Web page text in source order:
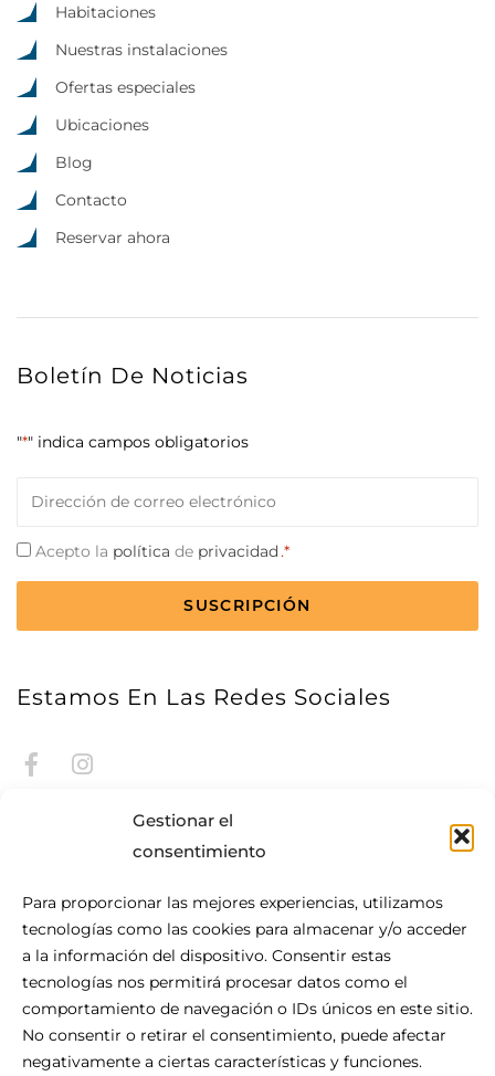
Gestionar el
consentimiento
Para proporcionar las mejores experiencias, utilizamos
tecnologías como las cookies para almacenar y/o acceder
a la información del dispositivo. Consentir estas
tecnologías nos permitirá procesar datos como el
comportamiento de navegación o IDs únicos en este sitio.
No consentir o retirar el consentimiento, puede afectar
negativamente a ciertas características y funciones.
Habitaciones
Nuestras instalaciones
Ofertas especiales
Ubicaciones
Blog
Contacto
Reservar ahora
Boletín De Noticias
"*" indica campos obligatorios
*
Consentimiento
Acepto la política de privacidad .*
CAPTCHA
Estamos En Las Redes Sociales
Acerca De Be.HOTEL
Situado en el corazón de San Julián, be.HOTEL es la
definición de la comodidad urbana moderna. Este céntrico
hotel de 4 estrellas es el lugar perfecto para su visita a